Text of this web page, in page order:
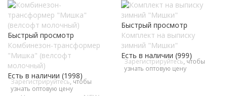
Быстрый просмотр
Комбинезон-трансформер
"Мишка" (велсофт
молочный)
Есть в наличии (1998)
Зарегистрируйтесь, чтобы
узнать оптовую цену
Быстрый просмотр
Комплект на выписку
зимний "Мишки"
Есть в наличии (999)
Зарегистрируйтесь, чтобы
узнать оптовую цену